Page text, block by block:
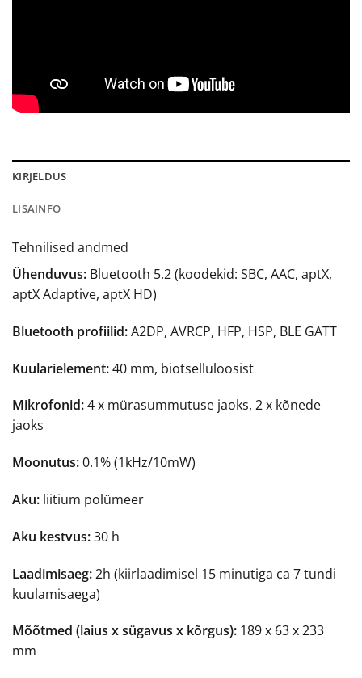
KIRJELDUS
LISAINFO
Tehnilised andmed
Ühenduvus: Bluetooth 5.2 (koodekid: SBC, AAC, aptX,
aptX Adaptive, aptX HD)
Bluetooth profiilid:A2DP, AVRCP, HFP, HSP, BLE GATT
Kuularielement:40 mm, biotselluloosist
Mikrofonid:4 x mürasummutuse jaoks, 2 x kõnede
jaoks
Moonutus:0.1% (1kHz/10mW)
Aku: liitium polümeer
Aku kestvus:30 h
Laadimisaeg:2h (kiirlaadimisel 15 minutiga ca 7 tundi
kuulamisaega)
Mõõtmed (laius x sügavus x kõrgus): 189 x 63 x 233
mm